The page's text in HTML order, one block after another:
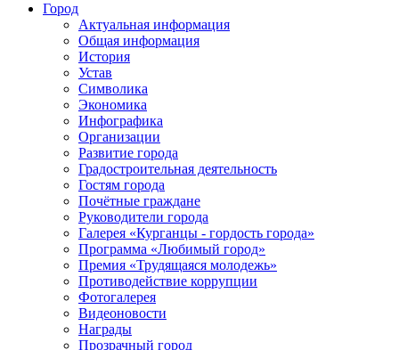
Город
Актуальная информация
Общая информация
История
Устав
Символика
Экономика
Инфографика
Организации
Развитие города
Градостроительная деятельность
Гостям города
Почётные граждане
Руководители города
Галерея «Курганцы - гордость города»
Программа «Любимый город»
Премия «Трудящаяся молодежь»
Противодействие коррупции
Фотогалерея
Видеоновости
Награды
Прозрачный город